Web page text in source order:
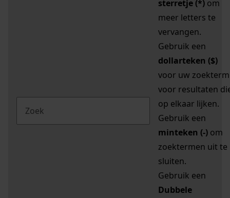
sterretje (*) om
meer letters te
vervangen.
Gebruik een
dollarteken ($)
voor uw zoekterm
voor resultaten
op elkaar lijken.
Gebruik een
minteken (-) om
zoektermen uit te
sluiten.
Gebruik een
Dubbele